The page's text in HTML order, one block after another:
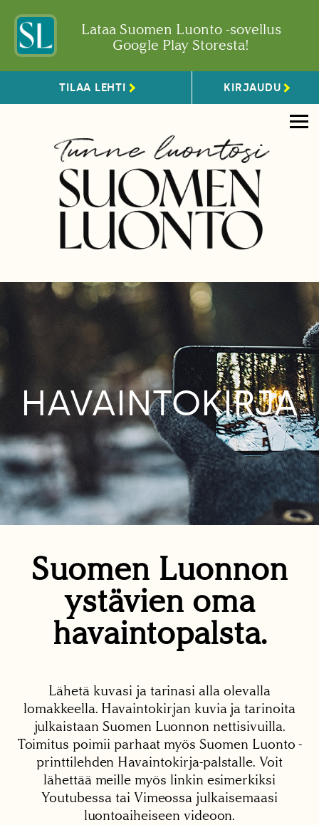
Lataa Suomen Luonto -sovellus
Google Play Storesta!
TILAA LEHTI KIRJAUDU
HAVAINTOKIRJA
Suomen Luonnon
ystävien oma
havaintopalsta.
Lähetä kuvasi ja tarinasi alla olevalla
lomakkeella. Havaintokirjan kuvia ja tarinoita
julkaistaan Suomen Luonnon nettisivuilla.
Toimitus poimii parhaat myös Suomen Luonto -
printtilehden Havaintokirja-palstalle. Voit
lähettää meille myös linkin esimerkiksi
Youtubessa tai Vimeossa julkaisemaasi
luontoaiheiseen videoon.